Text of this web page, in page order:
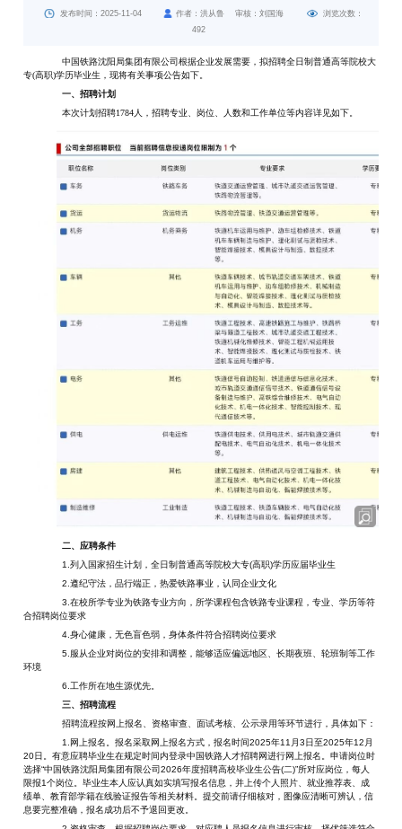
发布时间：2025-11-04 作者：洪从鲁 审核：刘国海
浏览次数：
492
中国铁路沈阳局集团有限公司根据企业发展需要，拟招聘全日制普通高等院校大
专(高职)学历毕业生，现将有关事项公告如下。
一、招聘计划
本次计划招聘1784人，招聘专业、岗位、人数和工作单位等内容详见如下。
二、应聘条件
1.列入国家招生计划，全日制普通高等院校大专(高职)学历应届毕业生
2.遵纪守法，品行端正，热爱铁路事业，认同企业文化
3.在校所学专业为铁路专业方向，所学课程包含铁路专业课程，专业、学历等符
合招聘岗位要求
4.身心健康，无色盲色弱，身体条件符合招聘岗位要求
5.服从企业对岗位的安排和调整，能够适应偏远地区、长期夜班、轮班制等工作
环境
6.工作所在地生源优先。
三、招聘流程
招聘流程按网上报名、资格审查、面试考核、公示录用等环节进行，具体如下：
1.网上报名。报名采取网上报名方式，报名时间2025年11月3日至2025年12月
20日。有意应聘毕业生在规定时间内登录中国铁路人才招聘网进行网上报名。申请岗位时
选择“中国铁路沈阳局集团有限公司2026年度招聘高校毕业生公告(二)”所对应岗位，每人
限报1个岗位。毕业生本人应认真如实填写报名信息，并上传个人照片、就业推荐表、成
绩单、教育部学籍在线验证报告等相关材料。提交前请仔细核对，图像应清晰可辨认，信
息要完整准确，报名成功后不予退回更改。